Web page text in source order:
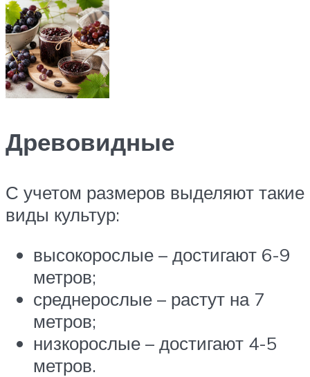
Древовидные
С учетом размеров выделяют такие
виды культур:
высокорослые – достигают 6-9
метров;
среднерослые – растут на 7
метров;
низкорослые – достигают 4-5
метров.